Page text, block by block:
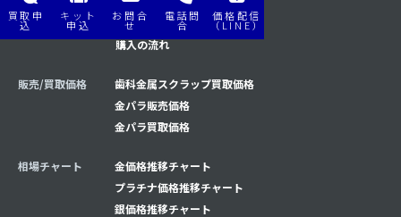
買取申
込
キット
申込
お問合
せ
電話問
合
価格配信
（LINE）
購入/買取の流れ
買取の流れ
購入の流れ
販売/買取価格
歯科金属スクラップ買取価格
金パラ販売価格
金パラ買取価格
相場チャート
金価格推移チャート
プラチナ価格推移チャート
銀価格推移チャート